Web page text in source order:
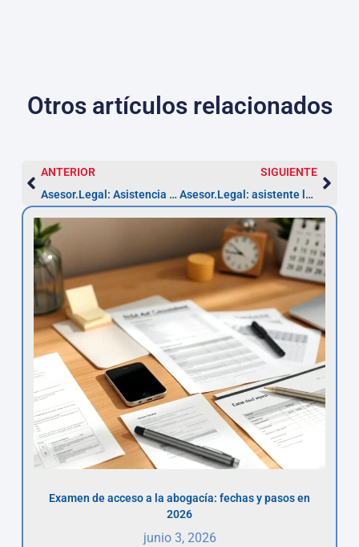
Otros artículos relacionados
ANTERIOR
Asesor.Legal: Asistencia jurídica urgente en tu móvil
SIGUIENTE
Asesor.Legal: asistente legal en tu teléfono (2026)
Examen de acceso a la abogacía: fechas y pasos en
2026
junio 3, 2026